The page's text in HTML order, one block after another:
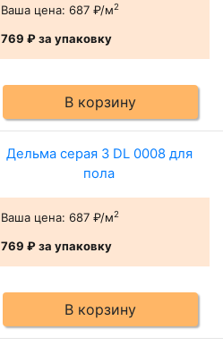
Ваша цена: 687 ₽/м2
769 ₽за упаковку
В корзину
Дельма серая 3 DL 0008 для
пола
Ваша цена: 687 ₽/м2
769 ₽за упаковку
В корзину